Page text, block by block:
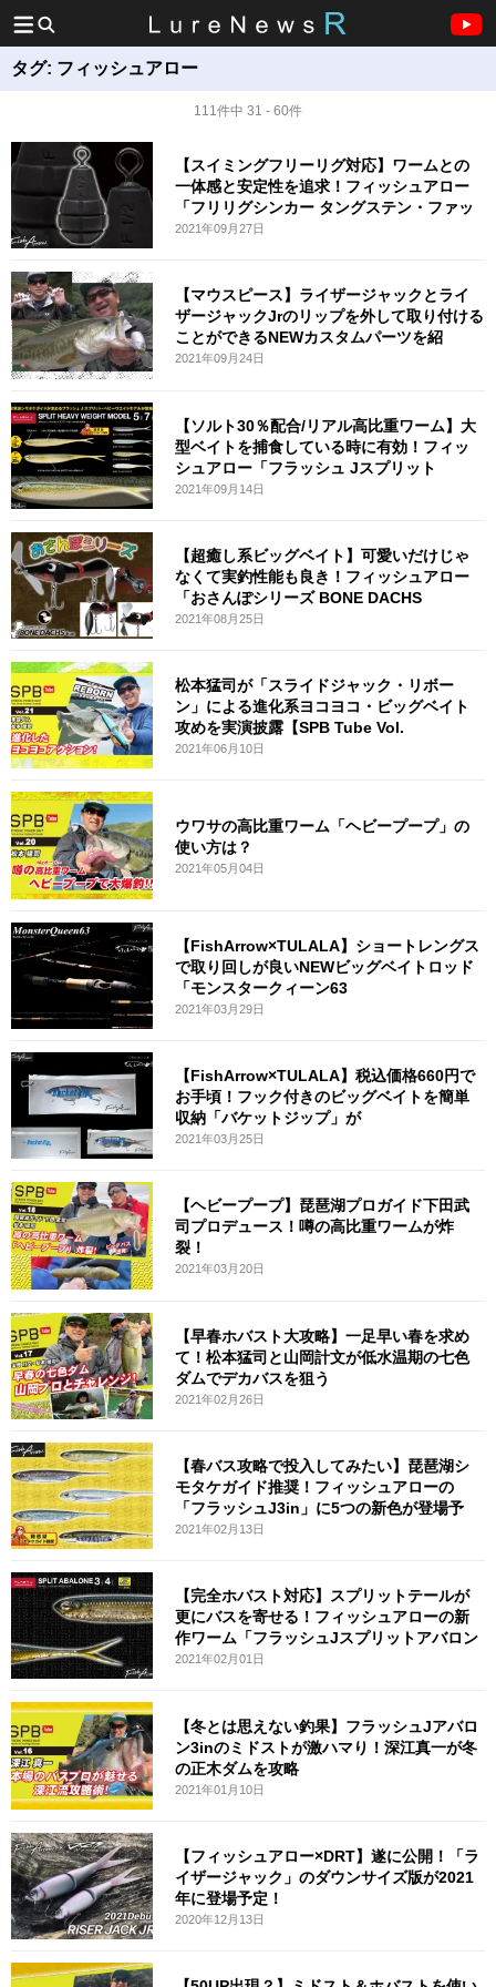
タグ: フィッシュアロー
111件中 31 - 60件
【スイミングフリーリグ対応】ワームとの
一体感と安定性を追求！フィッシュアロー
「フリリグシンカー タングステン・ファッ
2021年09月27日
【マウスピース】ライザージャックとライ
ザージャックJrのリップを外して取り付ける
ことができるNEWカスタムパーツを紹
2021年09月24日
【ソルト30％配合/リアル高比重ワーム】大
型ベイトを捕食している時に有効！フィッ
シュアロー「フラッシュ Jスプリット
2021年09月14日
【超癒し系ビッグベイト】可愛いだけじゃ
なくて実釣性能も良き！フィッシュアロー
「おさんぽシリーズ BONE DACHS
2021年08月25日
松本猛司が「スライドジャック・リボー
ン」による進化系ヨコヨコ・ビッグベイト
攻めを実演披露【SPB Tube Vol.
2021年06月10日
ウワサの高比重ワーム「ヘビープープ」の
使い方は？
2021年05月04日
【FishArrow×TULALA】ショートレングス
で取り回しが良いNEWビッグベイトロッド
「モンスタークィーン63
2021年03月29日
【FishArrow×TULALA】税込価格660円で
お手頃！フック付きのビッグベイトを簡単
収納「バケットジップ」が
2021年03月25日
【ヘビープープ】琵琶湖プロガイド下田武
司プロデュース！噂の高比重ワームが炸
裂！
2021年03月20日
【早春ホバスト大攻略】一足早い春を求め
て！松本猛司と山岡計文が低水温期の七色
ダムでデカバスを狙う
2021年02月26日
【春バス攻略で投入してみたい】琵琶湖シ
モタケガイド推奨！フィッシュアローの
「フラッシュJ3in」に5つの新色が登場予
2021年02月13日
【完全ホバスト対応】スプリットテールが
更にバスを寄せる！フィッシュアローの新
作ワーム「フラッシュJスプリットアバロン
2021年02月01日
【冬とは思えない釣果】フラッシュJアバロ
ン3inのミドストが激ハマり！深江真一が冬
の正木ダムを攻略
2021年01月10日
【フィッシュアロー×DRT】遂に公開！「ラ
イザージャック」のダウンサイズ版が2021
年に登場予定！
2020年12月13日